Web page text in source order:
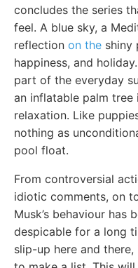
concludes the series
feel. A blue sky, a
reflection on the shiny
happiness, and
part of the everyday
an inflatable palm
relaxation. Like
nothing as
pool float.
From controversial
idiotic comments, on
Musk’s behaviour has
despicable for a long
slip-up here and there,